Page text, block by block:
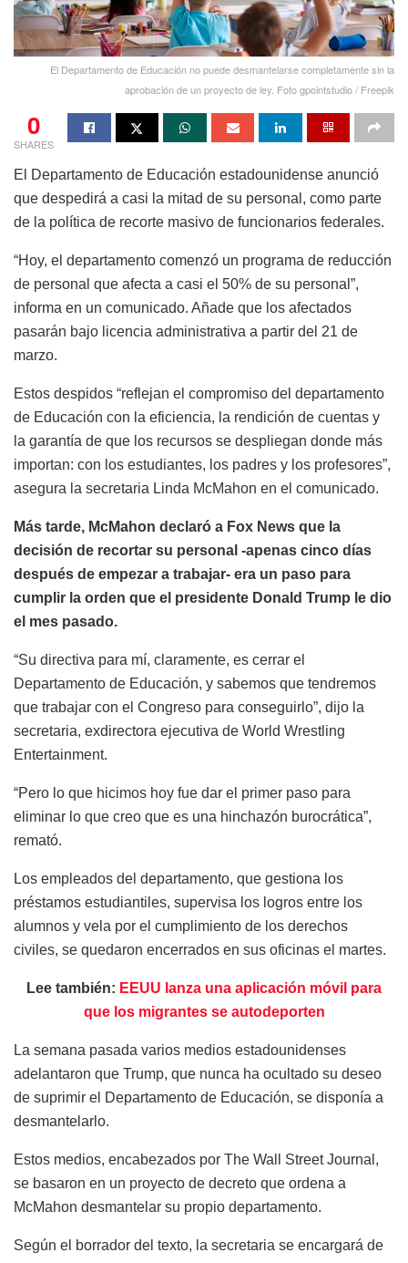
El Departamento de Educación no puede desmantelarse completamente sin la
aprobación de un proyecto de ley. Foto gpointstudio / Freepik
0
SHARES
El Departamento de Educación estadounidense anunció
que despedirá a casi la mitad de su personal, como parte
de la política de recorte masivo de funcionarios federales.
“Hoy, el departamento comenzó un programa de reducción
de personal que afecta a casi el 50% de su personal”,
informa en un comunicado. Añade que los afectados
pasarán bajo licencia administrativa a partir del 21 de
marzo.
Estos despidos “reflejan el compromiso del departamento
de Educación con la eficiencia, la rendición de cuentas y
la garantía de que los recursos se despliegan donde más
importan: con los estudiantes, los padres y los profesores”,
asegura la secretaria Linda McMahon en el comunicado.
Más tarde, McMahon declaró a Fox News que la
decisión de recortar su personal -apenas cinco días
después de empezar a trabajar- era un paso para
cumplir la orden que el presidente Donald Trump le dio
el mes pasado.
“Su directiva para mí, claramente, es cerrar el
Departamento de Educación, y sabemos que tendremos
que trabajar con el Congreso para conseguirlo”, dijo la
secretaria, exdirectora ejecutiva de World Wrestling
Entertainment.
“Pero lo que hicimos hoy fue dar el primer paso para
eliminar lo que creo que es una hinchazón burocrática”,
remató.
Los empleados del departamento, que gestiona los
préstamos estudiantiles, supervisa los logros entre los
alumnos y vela por el cumplimiento de los derechos
civiles, se quedaron encerrados en sus oficinas el martes.
Lee también: EEUU lanza una aplicación móvil para
que los migrantes se autodeporten
La semana pasada varios medios estadounidenses
adelantaron que Trump, que nunca ha ocultado su deseo
de suprimir el Departamento de Educación, se disponía a
desmantelarlo.
Estos medios, encabezados por The Wall Street Journal,
se basaron en un proyecto de decreto que ordena a
McMahon desmantelar su propio departamento.
Según el borrador del texto, la secretaria se encargará de